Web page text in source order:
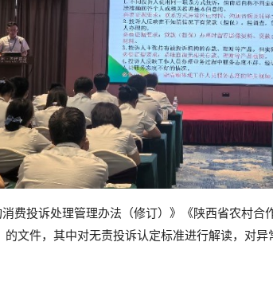
费投诉处理管理办法（修订）》《陕西省农村
文件，其中对无责投诉认定标准进行解读，对异